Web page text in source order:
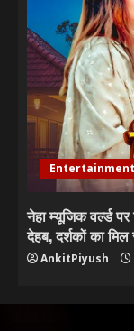
Entertainment
नेहा म्यूजिक वर्ल्ड
देहब, दर्शकों का मिल
AnkitPiyush